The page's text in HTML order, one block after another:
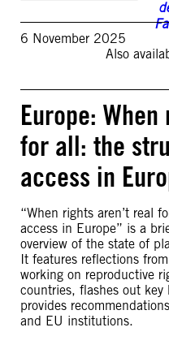
6 November 2025
Also
Europe:
for all: the
access in
“When rights aren’t real
access in Europe” is a
overview of the state of
It features reflections
working on reproductive
countries, flashes out key
provides
and EU institutions.